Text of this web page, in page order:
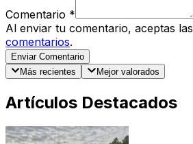
Comentario *
Al enviar tu comentario, aceptas las
comentarios.
Enviar Comentario
Más recientes
Mejor valorados
Artículos Destacados